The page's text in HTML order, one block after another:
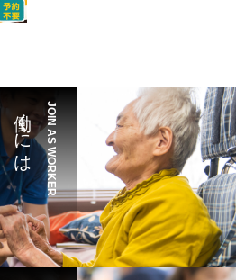
JOIN AS WORKER
働くには